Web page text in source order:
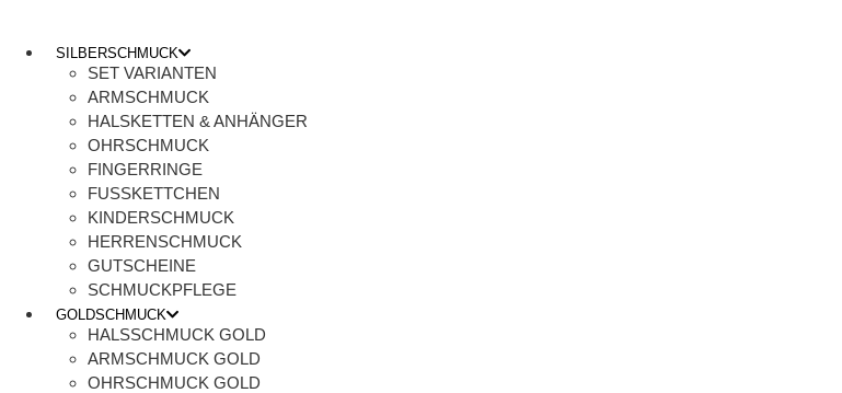
SILBERSCHMUCK
SET VARIANTEN
ARMSCHMUCK
HALSKETTEN & ANHÄNGER
OHRSCHMUCK
FINGERRINGE
FUSSKETTCHEN
KINDERSCHMUCK
HERRENSCHMUCK
GUTSCHEINE
SCHMUCKPFLEGE
GOLDSCHMUCK
HALSSCHMUCK GOLD
ARMSCHMUCK GOLD
OHRSCHMUCK GOLD